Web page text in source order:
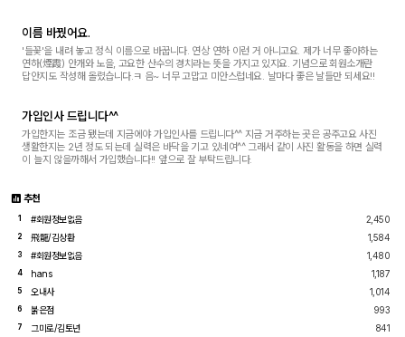
이름 바꿨어요.
'들꽃'을 내려 놓고 정식 이름으로 바꿉니다. 연상 연하 이런 거 아니고요. 제가 너무 좋아하는
연하(煙霞) 안개와 노을, 고요한 산수의 경치라는 뜻을 가지고 있지요. 기념으로 회원소개란
답안지도 작성해 올렸습니다.ㅋ 음~ 너무 고맙고 미안스럽네요. 날마다 좋은 날들만 되세요!!
가입인사 드립니다^^
가입한지는 조금 됐는데 지금에야 가입인사를 드립니다^^ 지금 거주하는 곳은 공주고요 사진
생활한지는 2년 정도 되는데 실력은 바닥을 기고 있네여^^ 그래서 같이 사진 활동을 하면 실력
이 늘지 않을까해서 가입했습니다!! 앞으로 잘 부탁드립니다.
추천
1 #회원정보없음 2,450
2 飛龍/김상환 1,584
3 #회원정보없음 1,480
4 hans 1,187
5 오내사 1,014
6 붉은점 993
7 그미로/김토년 841